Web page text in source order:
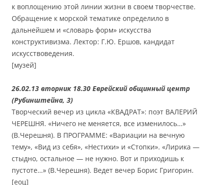
к воплощению этой линии жизни в своем творчестве.
Обращение к морской тематике определило в
дальнейшем и «словарь форм» искусства
конструктивизма. Лектор: Г.Ю. Ершов, кандидат
искусствоведения.
[музей]
26.02.13 вторник 18.30 Еврейский общинный центр
(Рубинштейна, 3)
Творческий вечер из цикла «КВАДРАТ»: поэт ВАЛЕРИЙ
ЧЕРЕШНЯ. «Ничего не меняется, все изменилось…»
(В.Черешня). В ПРОГРАММЕ: «Вариации на вечную
тему», «Вид из себя», «Нестихи» и «Стопки». «Лирика —
стыдно, остальное — не нужно. Вот и приходишь к
пустоте…» (В.Черешня). Ведет вечер Борис Григорин.
[еоц]